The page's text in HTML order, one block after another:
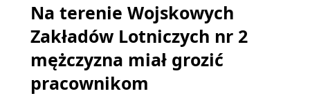
Na terenie Wojskowych
Zakładów Lotniczych nr 2
mężczyzna miał grozić
pracownikom